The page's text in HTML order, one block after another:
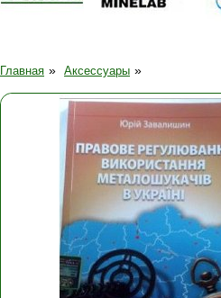
Главная » Аксессуары »